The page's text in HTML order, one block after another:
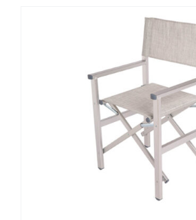
ΛΕΠΤΟΜΈΡΕΙΕΣ